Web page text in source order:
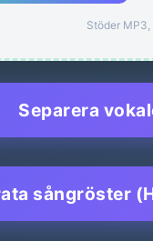
Stöder MP3,
Separera
sångröster